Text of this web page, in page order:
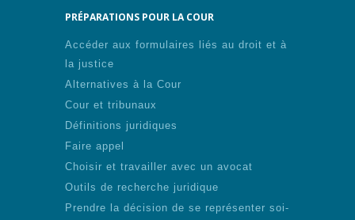
PRÉPARATIONS POUR LA COUR
Accéder aux formulaires liés au droit et à
la justice
Alternatives à la Cour
Cour et tribunaux
Définitions juridiques
Faire appel
Choisir et travailler avec un avocat
Outils de recherche juridique
Prendre la décision de se représenter soi-